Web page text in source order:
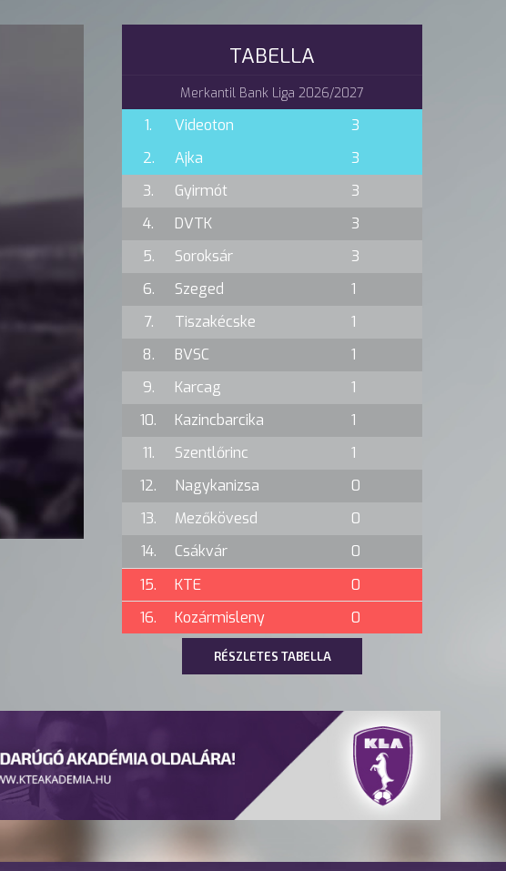
TABELLA
Merkantil Bank Liga 2026/2027
1. Videoton
3
2.
Ajka
3
3.
Gyirmót
3
4.
DVTK
3
5.
Soroksár
3
6.
Szeged
1
7.
Tiszakécske
1
8.
BVSC
1
9.
Karcag
1
10.
Kazincbarcika
1
11.
Szentlőrinc
1
12.
Nagykanizsa
0
13.
Mezőkövesd
0
14.
Csákvár
0
15.
KTE
0
16.
Kozármisleny 0
RÉSZLETES TABELLA